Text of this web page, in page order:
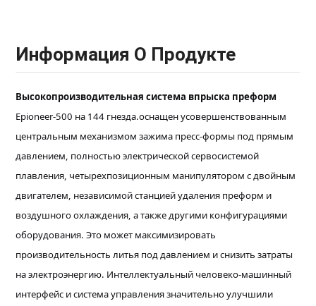
Информация О Продукте
Высокопроизводительная система впрыска преформ
Epioneer-500 на 144 гнезда.оснащен усовершенствованным
центральным механизмом зажима пресс-формы под прямым
давлением, полностью электрической сервосистемой
плавления, четырехпозиционным манипулятором с двойным
двигателем, независимой станцией удаления преформ и
воздушного охлаждения, а также другими конфигурациями
оборудования. Это может максимизировать
производительность литья под давлением и снизить затраты
на электроэнергию. Интеллектуальный человеко-машинный
интерфейс и система управления значительно улучшили